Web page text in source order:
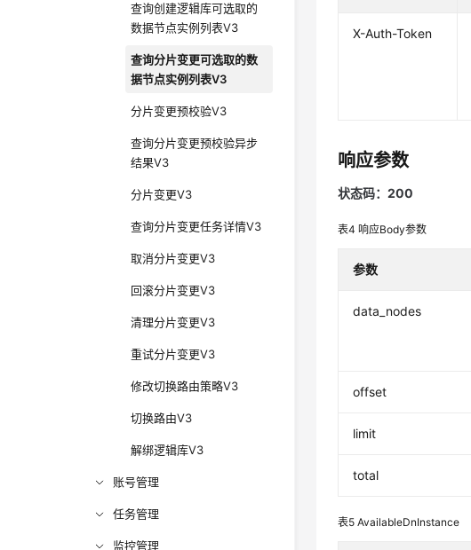
查询创建逻辑库可选取的
数据节点实例列表V3
查询分片变更可选取的数
据节点实例列表V3
分片变更预校验V3
查询分片变更预校验异步
结果V3
分片变更V3
查询分片变更任务详情V3
取消分片变更V3
回滚分片变更V3
清理分片变更V3
重试分片变更V3
修改切换路由策略V3
切换路由V3
解绑逻辑库V3
账号管理
任务管理
监控管理
X-Auth-Token
响应参数
状态码：200
表4响应Body参数
参数
data_nodes
offset
limit
total
表5AvailableDnInstance